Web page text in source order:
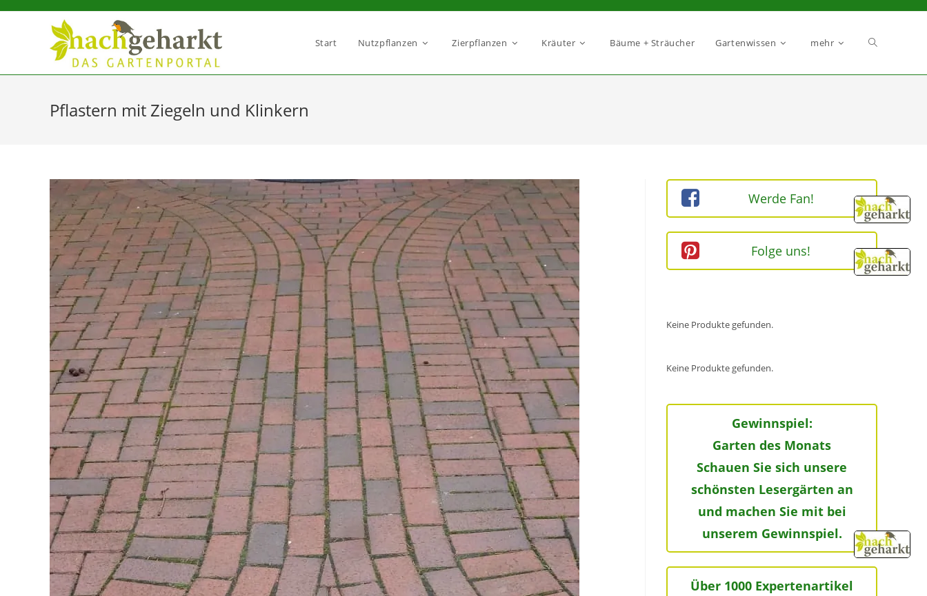
Sidebar-
Start Nutzpflanzen Zierpflanzen Kräuter Bäume + Sträucher Gartenwissen mehr
Pflastern mit Ziegeln und Klinkern
Werde Fan!
Folge uns!
Keine Produkte gefunden.
Keine Produkte gefunden.
Gewinnspiel:
Garten des Monats
Schauen Sie sich unsere
schönsten Lesergärten an
und machen Sie mit bei
unserem Gewinnspiel.
Über 1000 Expertenartikel